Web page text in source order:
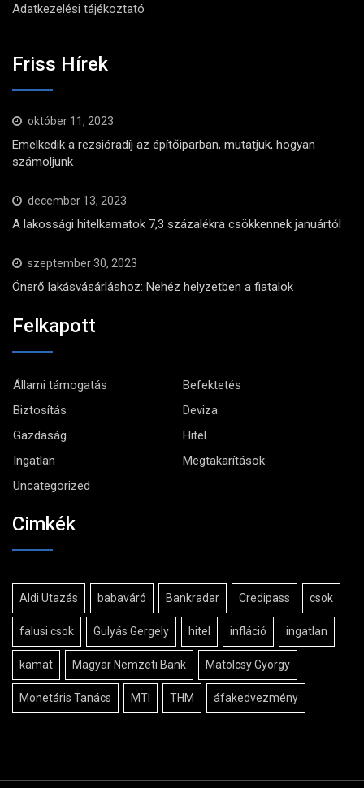
Adatkezelési tájékoztató
Friss Hírek
október 11, 2023
Emelkedik a rezsióradíj az építőiparban, mutatjuk, hogyan
számoljunk
december 13, 2023
A lakossági hitelkamatok 7,3 százalékra csökkennek januártól
szeptember 30, 2023
Önerő lakásvásárláshoz: Nehéz helyzetben a fiatalok
Felkapott
Állami támogatás
Befektetés
Biztosítás
Deviza
Gazdaság
Hitel
Ingatlan
Megtakarítások
Uncategorized
Cimkék
Aldi Utazás babaváró Bankradar Credipass csok
falusi csok Gulyás Gergely hitel infláció ingatlan
kamat Magyar Nemzeti Bank Matolcsy György
Monetáris Tanács MTI THM áfakedvezmény